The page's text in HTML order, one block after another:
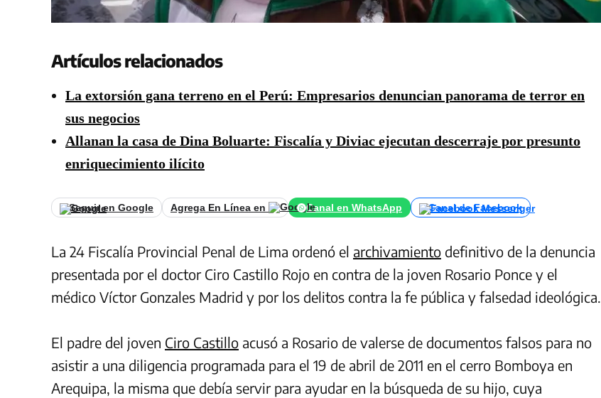
Artículos relacionados
La extorsión gana terreno en el Perú: Empresarios denuncian panorama de terror en
sus negocios
Allanan la casa de Dina Boluarte: Fiscalía y Diviac ejecutan descerraje por presunto
enriquecimiento ilícito
Seguir en Google Agrega En Línea en Canal en WhatsApp Canal de Facebook
La 24 Fiscalía Provincial Penal de Lima ordenó el archivamiento definitivo de la denuncia
presentada por el doctor Ciro Castillo Rojo en contra de la joven Rosario Ponce y el
médico Víctor Gonzales Madrid y por los delitos contra la fe pública y falsedad ideológica.
El padre del joven Ciro Castillo acusó a Rosario de valerse de documentos falsos para no
asistir a una diligencia programada para el 19 de abril de 2011 en el cerro Bomboya en
Arequipa, la misma que debía servir para ayudar en la búsqueda de su hijo, cuya